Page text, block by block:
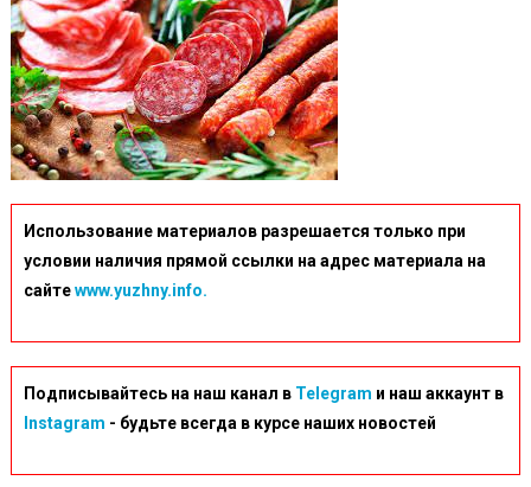
Использование материалов разрешается только при
условии наличия прямой ссылки на адрес материала на
сайтеwww.yuzhny.info.
Подписывайтесь на наш канал в Telegram и наш аккаунт в
Instagram - будьте всегда в курсе наших новостей